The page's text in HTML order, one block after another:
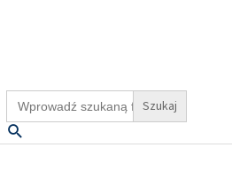
Search
for:
Szukaj